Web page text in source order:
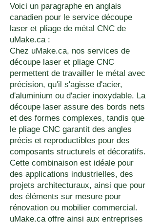
Voici un paragraphe en anglais
canadien pour le service découpe
laser et pliage de métal CNC de
uMake.ca :
Chez uMake.ca, nos services de
découpe laser et pliage CNC
permettent de travailler le métal avec
précision, qu'il s'agisse d'acier,
d'aluminium ou d'acier inoxydable. La
découpe laser assure des bords nets
et des formes complexes, tandis que
le pliage CNC garantit des angles
précis et reproductibles pour des
composants structurels et décoratifs.
Cette combinaison est idéale pour
des applications industrielles, des
projets architecturaux, ainsi que pour
des éléments sur mesure pour
rénovation ou mobilier commercial.
uMake.ca offre ainsi aux entreprises